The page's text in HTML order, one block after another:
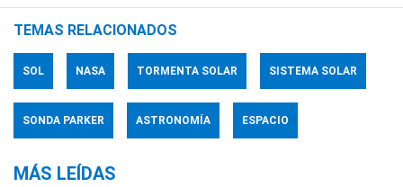
TEMAS RELACIONADOS
SOL NASA TORMENTA SOLAR SISTEMA SOLAR
SONDA PARKER ASTRONOMÍA ESPACIO
MÁS LEÍDAS